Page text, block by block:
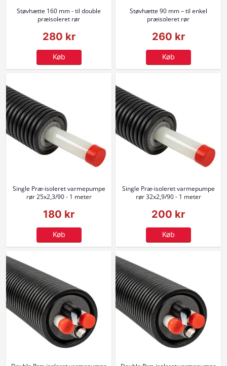
Støvhætte 160 mm - til double
præisoleret rør
280 kr
Køb
Støvhætte 90 mm – til enkel
præisoleret rør
260 kr
Køb
Single Præ-isoleret varmepumpe
rør 25x2,3/90 - 1 meter
180 kr
Køb
Single Præ-isoleret varmepumpe
rør 32x2,9/90 - 1 meter
200 kr
Køb